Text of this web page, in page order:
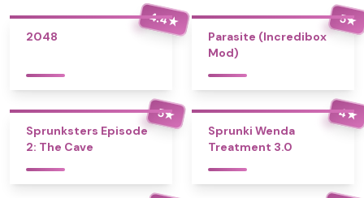
4.4★
2048
5★
Parasite (Incredibox
Mod)
5★
Sprunksters Episode
2: The Cave
4★
Sprunki Wenda
Treatment 3.0